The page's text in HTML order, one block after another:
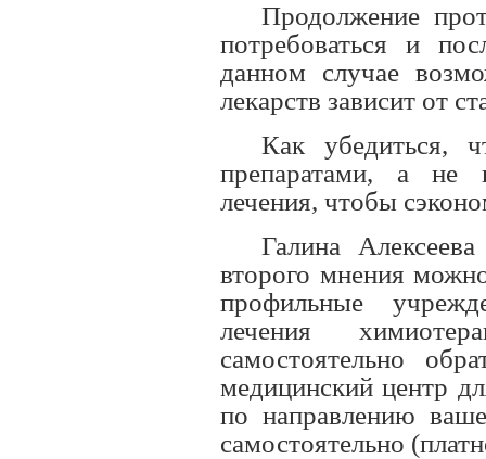
Продолжение
потребоваться и
данном случае
лекарств зависит от
Как убедиться,
препаратами, а не
лечения, чтобы
Галина
второго мнения
профильные
лечения
самостоятельно
медицинский центр
по направлению
самостоятельно